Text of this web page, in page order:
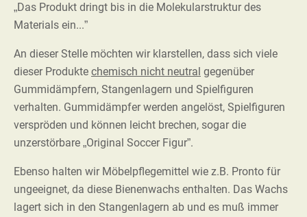
„Das Produkt dringt bis in die Molekularstruktur des
Materials ein...”
An dieser Stelle möchten wir klarstellen, dass sich viele
dieser Produkte chemisch nicht neutral gegenüber
Gummidämpfern, Stangenlagern und Spielfiguren
verhalten. Gummidämpfer werden angelöst, Spielfiguren
verspröden und können leicht brechen, sogar die
unzerstörbare „Original Soccer Figur”.
Ebenso halten wir Möbelpflegemittel wie z.B. Pronto für
ungeeignet, da diese Bienenwachs enthalten. Das Wachs
lagert sich in den Stangenlagern ab und es muß immer